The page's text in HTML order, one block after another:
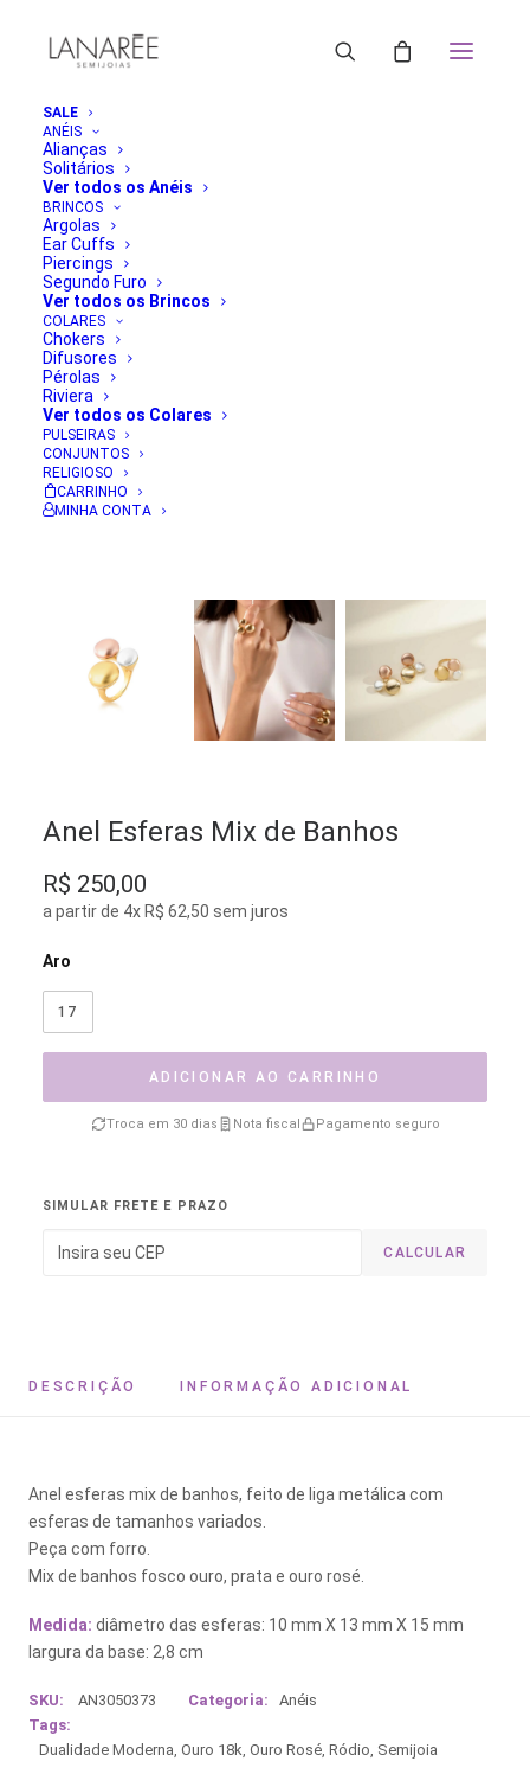
SALE
ANÉIS
Alianças
Solitários
Ver todos os Anéis
BRINCOS
Argolas
Ear Cuffs
Piercings
Segundo Furo
Ver todos os Brincos
COLARES
Chokers
Difusores
Pérolas
Riviera
Ver todos os Colares
PULSEIRAS
CONJUNTOS
RELIGIOSO
CARRINHO
MINHA CONTA
Anel Esferas Mix de Banhos
R$ 250,00
a partir de 4x R$ 62,50 sem juros
Aro
17
ADICIONAR AO CARRINHO
Troca em 30 dias Nota fiscal Pagamento seguro
SIMULAR FRETE E PRAZO
CALCULAR
DESCRIÇÃO INFORMAÇÃO ADICIONAL
Anel esferas mix de banhos, feito de liga metálica com
esferas de tamanhos variados.
Peça com forro.
Mix de banhos fosco ouro, prata e ouro rosé.
Medida: diâmetro das esferas: 10 mm X 13 mm X 15 mm
largura da base: 2,8 cm
SKU: AN3050373 Categoria:
Anéis
Tags:
Dualidade Moderna, Ouro 18k, Ouro Rosé, Ródio, Semijoia